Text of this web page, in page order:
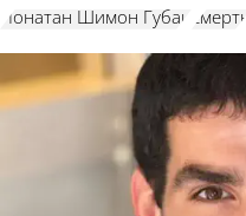
Йонатан Шимон Губаи смерть